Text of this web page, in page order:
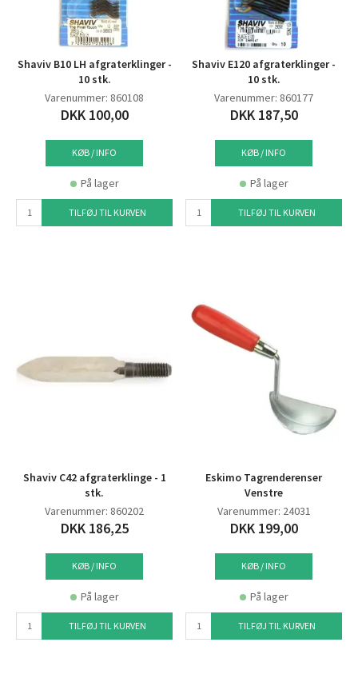
Shaviv B10 LH afgraterklinger -
10 stk.
Varenummer: 860108
DKK 100,00
KØB / INFO
På lager
TILFØJ TIL KURVEN
Shaviv E120 afgraterklinger -
10 stk.
Varenummer: 860177
DKK 187,50
KØB / INFO
På lager
TILFØJ TIL KURVEN
Shaviv C42 afgraterklinge - 1
stk.
Varenummer: 860202
DKK 186,25
KØB / INFO
På lager
TILFØJ TIL KURVEN
Eskimo Tagrenderenser
Venstre
Varenummer: 24031
DKK 199,00
KØB / INFO
På lager
TILFØJ TIL KURVEN